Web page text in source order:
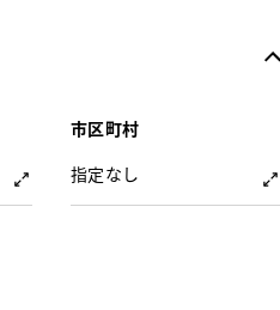
市区町村
指定なし